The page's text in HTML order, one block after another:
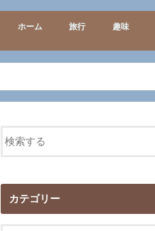
ホーム 旅行
準備・便利グッズ
テーマパーク
北海道
九州
イタリア
趣味
歴史
映画･ドラマ
カテゴリー